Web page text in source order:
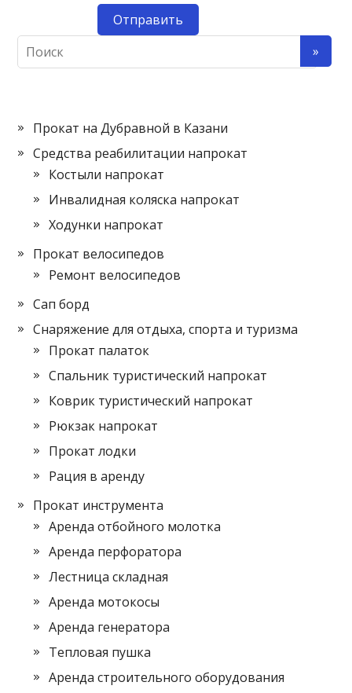
Прокат на Дубравной в Казани
Средства реабилитации напрокат
Костыли напрокат
Инвалидная коляска напрокат
Ходунки напрокат
Прокат велосипедов
Ремонт велосипедов
Сап борд
Снаряжение для отдыха, спорта и туризма
Прокат палаток
Спальник туристический напрокат
Коврик туристический напрокат
Рюкзак напрокат
Прокат лодки
Рация в аренду
Прокат инструмента
Аренда отбойного молотка
Аренда перфоратора
Лестница складная
Аренда мотокосы
Аренда генератора
Тепловая пушка
Аренда строительного оборудования